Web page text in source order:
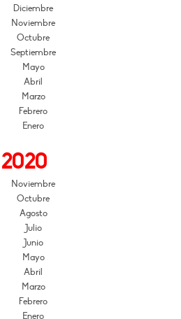
Diciembre
Noviembre
Octubre
Septiembre
Mayo
Abril
Marzo
Febrero
Enero
2020
Noviembre
Octubre
Agosto
Julio
Junio
Mayo
Abril
Marzo
Febrero
Enero